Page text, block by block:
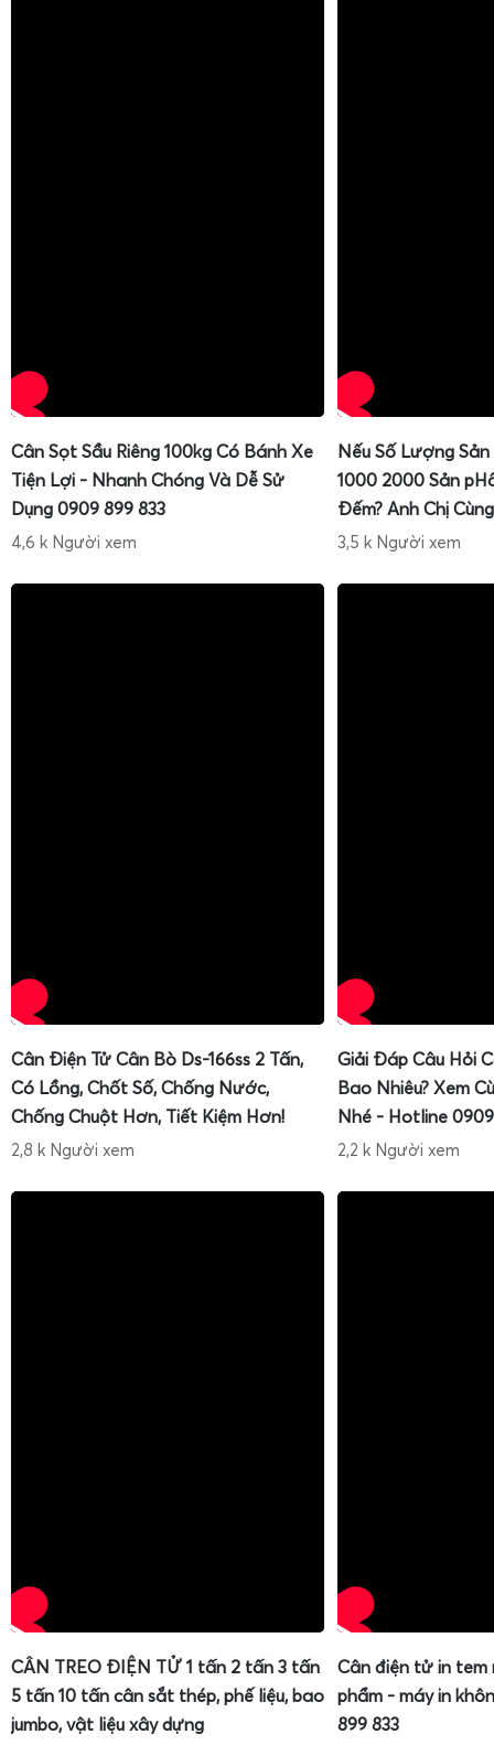
Cân Sọt Sầu Riêng 100kg Có Bánh Xe
Tiện Lợi - Nhanh Chóng Và Dễ Sử
Dụng 0909 899 833
4,6 k Người xem
Nếu Số Lượng
1000 2000 Sản
Đếm? Anh Chị
3,5 k Người xem
Cân Điện Tử Cân Bò Ds-166ss 2 Tấn,
Có Lồng, Chốt Số, Chống Nước,
Chống Chuột Hơn, Tiết Kiệm Hơn!
2,8 k Người xem
Giải Đáp Câu Hỏi
Bao Nhiêu? Xem
Nhé - Hotline
2,2 k Người xem
CÂN TREO ĐIỆN TỬ 1 tấn 2 tấn 3 tấn
5 tấn 10 tấn cân sắt thép, phế liệu, bao
jumbo, vật liệu xây dựng
Cân điện tử in tem
phẩm - máy in
899 833